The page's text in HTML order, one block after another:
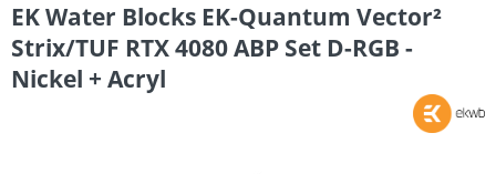
EK Water Blocks EK-Quantum Vector²
Strix/TUF RTX 4080 ABP Set D-RGB -
Nickel + Acryl